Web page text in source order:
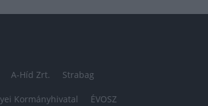
A-Híd Zrt. Strabag
Kormányhivatal ÉVOSZ